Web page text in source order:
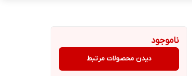
ناموجود
دیدن محصولات مرتبط